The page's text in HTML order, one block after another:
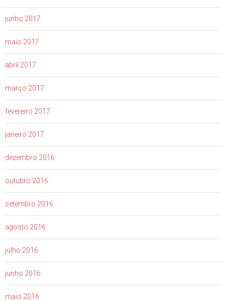
junho 2017
maio 2017
abril 2017
março 2017
fevereiro 2017
janeiro 2017
dezembro 2016
outubro 2016
setembro 2016
agosto 2016
julho 2016
junho 2016
maio 2016